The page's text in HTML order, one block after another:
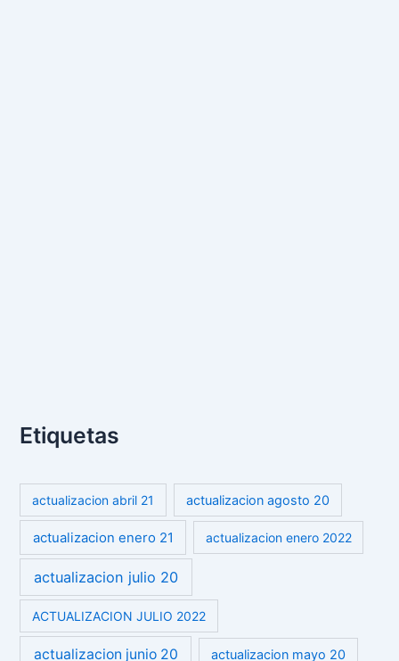
Etiquetas
actualizacion abril 21 actualizacion agosto 20
actualizacion enero 21 actualizacion enero 2022
actualizacion julio 20
ACTUALIZACION JULIO 2022
actualizacion junio 20 actualizacion mayo 20